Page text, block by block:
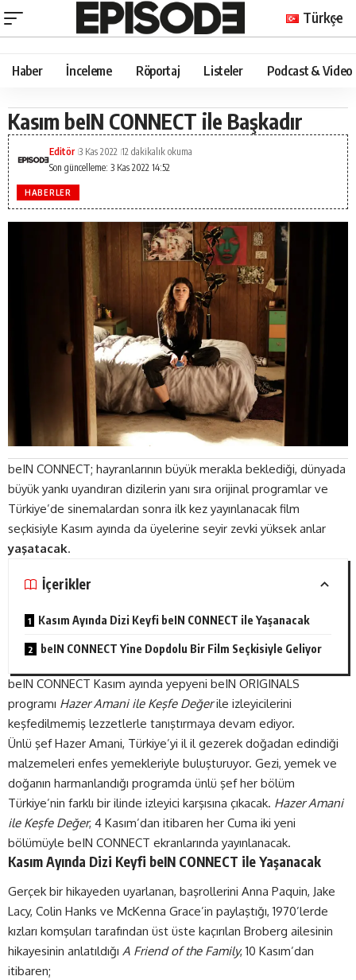
Türkçe
Haber İnceleme Röportaj Listeler Podcast & Video
Kasım beIN CONNECT ile Başkadır
Son güncelleme: 3 Kas 2022 14:52
Editör 3 Kas 2022 12 dakikalık okuma
HABERLER
beIN CONNECT; hayranlarının büyük merakla beklediği, dünyada
büyük yankı uyandıran dizilerin yanı sıra orijinal programlar ve
Türkiye’de sinemalardan sonra ilk kez yayınlanacak film
seçkisiyle Kasım ayında da üyelerine seyir zevki yüksek anlar
yaşatacak.
İçerikler
Kasım Ayında Dizi Keyfi beIN CONNECT ile Yaşanacak
beIN CONNECT Yine Dopdolu Bir Film Seçkisiyle Geliyor
beIN CONNECT Kasım ayında yepyeni beIN ORIGINALS
programı Hazer Amani ile Keşfe Değerile izleyicilerini
keşfedilmemiş lezzetlerle tanıştırmaya devam ediyor.
Ünlü şef Hazer Amani, Türkiye’yi il il gezerek doğadan edindiği
malzemeleri enfes yemekleriyle buluşturuyor. Gezi, yemek ve
doğanın harmanlandığı programda ünlü şef her bölüm
Türkiye’nin farklı bir ilinde izleyici karşısına çıkacak. Hazer Amani
ile Keşfe Değer, 4 Kasım’dan itibaren her Cuma iki yeni
bölümüyle beIN CONNECT ekranlarında yayınlanacak.
Kasım Ayında Dizi Keyfi beIN CONNECT ile Yaşanacak
Gerçek bir hikayeden uyarlanan, başrollerini Anna Paquin, Jake
Lacy, Colin Hanks ve McKenna Grace’in paylaştığı, 1970’lerde
kızları komşuları tarafından üst üste kaçırılan Broberg ailesinin
hikayesinin anlatıldığı A Friend of the Family, 10 Kasım’dan
itibaren;